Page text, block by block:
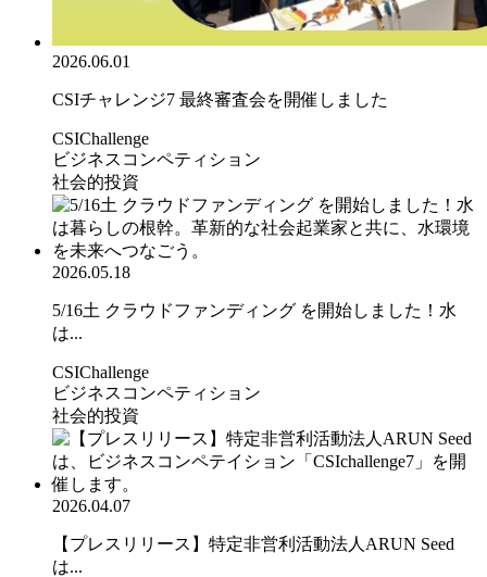
2026.06.01
CSIチャレンジ7 最終審査会を開催しました
CSIChallenge
ビジネスコンペティション
社会的投資
2026.05.18
5/16土 クラウドファンディング を開始しました！水
は...
CSIChallenge
ビジネスコンペティション
社会的投資
2026.04.07
【プレスリリース】特定非営利活動法人ARUN Seed
は...